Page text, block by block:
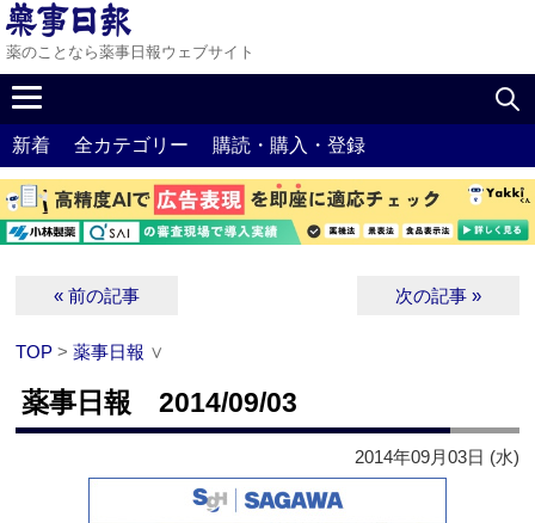
薬のことなら薬事日報ウェブサイト
新着 全カテゴリー 購読・購入・登録
« 前の記事 次の記事 »
TOP >薬事日報 ∨
薬事日報 2014/09/03
2014年09月03日 (水)